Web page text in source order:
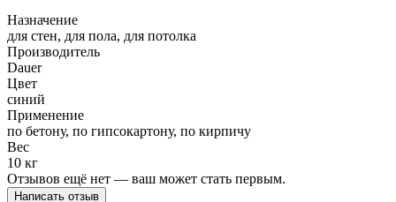
Назначение
для стен, для пола, для потолка
Производитель
Dauer
Цвет
синий
Применение
по бетону, по гипсокартону, по кирпичу
Вес
10 кг
Отзывов ещё нет — ваш может стать первым.
Написать отзыв